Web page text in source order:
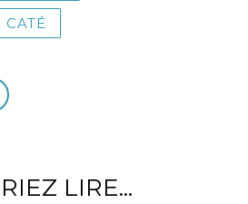
CATÉ
LIRE...